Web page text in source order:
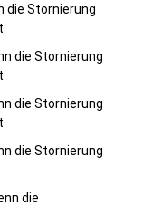
die Stornierung
die Stornierung
die Stornierung
die Stornierung
die